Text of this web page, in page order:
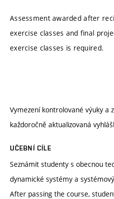
Assessment awarded after
exercise classes and final
exercise classes is required.
Vymezení kontrolované výuky a
každoročně aktualizovaná
UČEBNÍ CÍLE
Seznámit studenty s obecnou
dynamické systémy a
After passing the course,